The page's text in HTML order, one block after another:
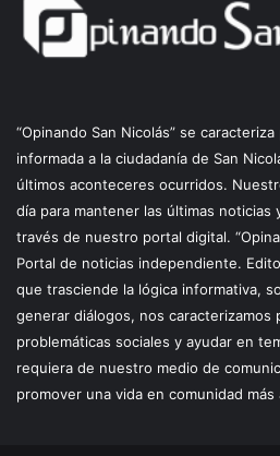
“Opinando San Nicolás” se
informada a la ciudadanía de San
últimos aconteceres ocurridos.
día para mantener las últimas noticias
través de nuestro portal digital.
Portal de noticias independiente.
que trasciende la lógica informativa,
generar diálogos, nos caracterizamos
problemáticas sociales y ayudar en
requiera de nuestro medio de
promover una vida en comunidad más